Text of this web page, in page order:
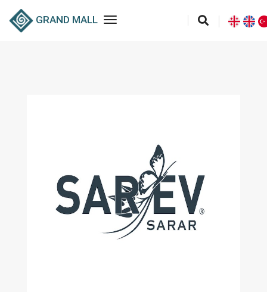
GRAND MALL toggle navigation